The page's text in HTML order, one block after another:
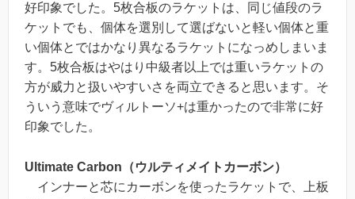
好印象でした。5枚合板のラケットは、同じ値段のラ
ケットでも、個体を選別して選ばないと軽い個体と重
い個体とではかなり異なるラケットになっめしまいま
す。5枚合板はやはり中級者以上では重いラケットの
方が威力と扱いやすいさを両立できると思います。そ
ういう意味でヴィルトーソ+は重かったので非常に好
印象でした。
Ultimate Carbon（ウルティメイトカーボン）
インナーと芯にカーボンを使ったラケットで、上板